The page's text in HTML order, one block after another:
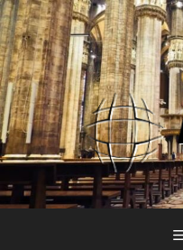
Preskočiť
na
obsah